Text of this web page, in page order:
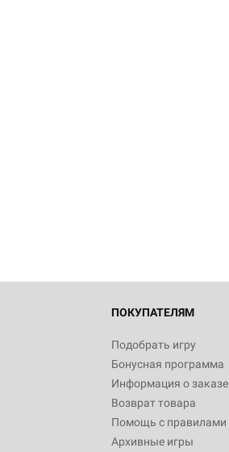
ПОКУПАТЕЛЯМ
Подобрать игру
Бонусная программа
Информация о заказе
Возврат товара
Помощь с правилами
Архивные игры